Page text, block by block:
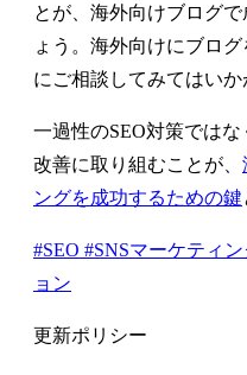
とが、海外向けブログ
ょう。海外向けにブロ
にご相談してみてはいか
一過性のSEO対策では
改善に取り組むことが、
ングを成功するための鍵
#SEO #SNSマーケティ
ョン
更新ポリシー